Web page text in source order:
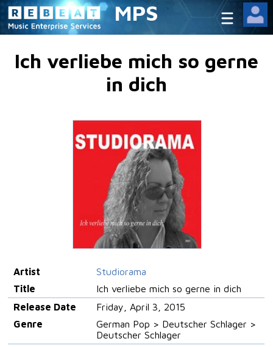
MPS
Ich verliebe mich so gerne
in dich
Artist
Studiorama
Title
Ich verliebe mich so gerne in dich
Release Date
Friday, April 3, 2015
Genre
German Pop > Deutscher Schlager >
Deutscher Schlager